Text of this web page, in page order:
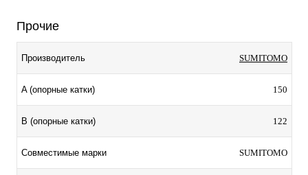
Прочие
Производитель SUMITOMO
A (опорные катки) 150
B (опорные катки) 122
Совместимые марки SUMITOMO